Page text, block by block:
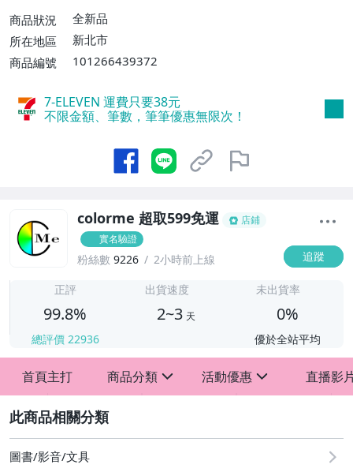
取貨付款【單件運費$60、消費滿$599免運
費】、宅配/貨運【單件運費$100、消費滿
商品狀況
全新品
所在地區
新北市
商品編號
101266439372
7-ELEVEN 運費只要38元
不限金額、筆數，筆筆優惠無限次！
colorme 超取599免運
店鋪
實名驗證
粉絲數 9226 2小時前上線 追蹤
正評
99.8%
總評價 22936
出貨速度
2~3 天
未出貨率
0%
優於全站平均
首頁主打 商品分類 活動優惠
歡慶88節
[專區] A5 A6手帳活頁收納正流行 開學用品區
直播影
圖書/影音/文具